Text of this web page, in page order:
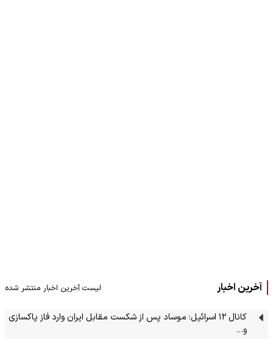
آخرین اخبار لیست آخرین اخبار منتشر شده
کانال ۱۲ اسرائیل: موساد پس از شکست مقابل ایران وارد فاز پاکسازی
و…